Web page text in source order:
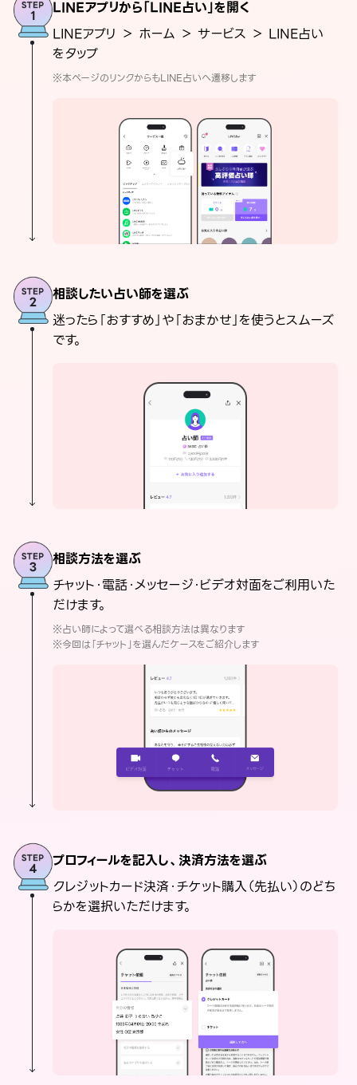
LINEアプリから「LINE占い」を開く
LINEアプリ ＞ ホーム ＞ サービス ＞ LINE占い
をタップ
※本ページのリンクからもLINE占いへ遷移します
相談したい占い師を選ぶ
迷ったら「おすすめ」や「おまかせ」を使うとスムーズ
です。
相談方法を選ぶ
チャット・電話・メッセージ・ビデオ対面をご利用いた
だけます。
※占い師によって選べる相談方法は異なります
※今回は「チャット」を選んだケースをご紹介します
プロフィールを記入し、決済方法を選ぶ
クレジットカード決済・チケット購入（先払い）のどち
らかを選択いただけます。